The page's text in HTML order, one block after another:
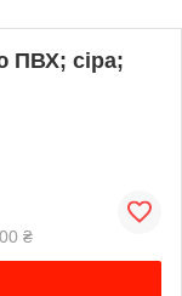
ПВХ; сіра;
₴